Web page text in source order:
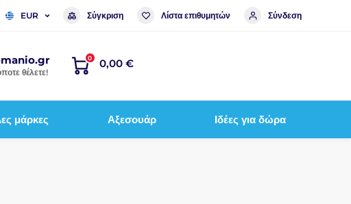
EUR Σύγκριση Λίστα επιθυμητών Σύνδεση
θέλετε!
0 0,00 €
μάρκες Αξεσουάρ Ιδέες για δώρα